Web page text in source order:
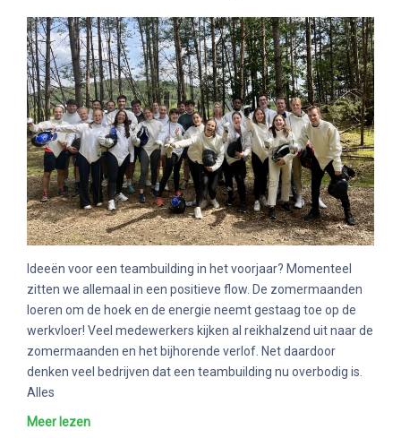
Ideeën voor een teambuilding in het voorjaar? Momenteel
zitten we allemaal in een positieve flow. De zomermaanden
loeren om de hoek en de energie neemt gestaag toe op de
werkvloer! Veel medewerkers kijken al reikhalzend uit naar de
zomermaanden en het bijhorende verlof. Net daardoor
denken veel bedrijven dat een teambuilding nu overbodig is.
Alles
Meer lezen